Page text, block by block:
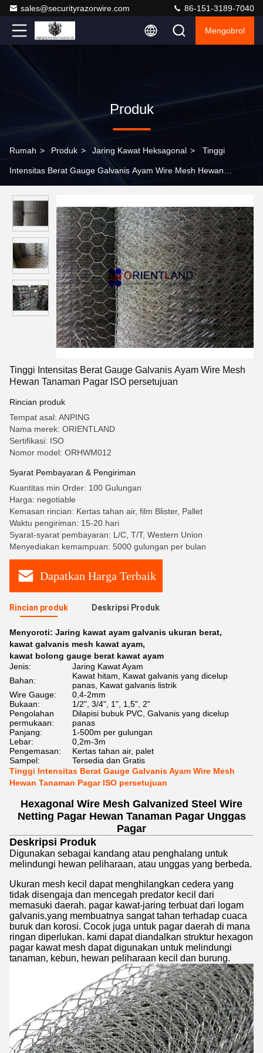
sales@securityrazorwire.com 86-151-3189-7040
Mengobrol
Produk
Rumah > Produk > Jaring Kawat Heksagonal > Tinggi
Intensitas Berat Gauge Galvanis Ayam Wire Mesh Hewan
Tinggi Intensitas Berat Gauge Galvanis Ayam Wire Mesh
Hewan Tanaman Pagar ISO persetujuan
Rincian produk
Tempat asal: ANPING
Nama merek: ORIENTLAND
Sertifikasi: ISO
Nomor model: ORHWM012
Syarat Pembayaran & Pengiriman
Kuantitas min Order: 100 Gulungan
Harga: negotiable
Kemasan rincian: Kertas tahan air, film Blister, Pallet
Waktu pengiriman: 15-20 hari
Syarat-syarat pembayaran: L/C, T/T, Western Union
Menyediakan kemampuan: 5000 gulungan per bulan
Dapatkan Harga Terbaik
Rincian produk Deskripsi Produk
Menyoroti: Jaring kawat ayam galvanis ukuran berat,
kawat galvanis mesh kawat ayam,
kawat bolong gauge berat kawat ayam
Jenis:
Jaring Kawat Ayam
Bahan:
Kawat hitam, Kawat galvanis yang dicelup
panas, Kawat galvanis listrik
Wire Gauge:
0,4-2mm
Bukaan:
1/2", 3/4", 1", 1,5", 2"
Pengolahan
permukaan:
Dilapisi bubuk PVC, Galvanis yang dicelup
panas
Panjang:
1-500m per gulungan
Lebar:
0,2m-3m
Pengemasan:
Kertas tahan air, palet
Sampel:
Tersedia dan Gratis
Tinggi Intensitas Berat Gauge Galvanis Ayam Wire Mesh
Hewan Tanaman Pagar ISO persetujuan
Hexagonal Wire Mesh Galvanized Steel Wire
Netting Pagar Hewan Tanaman Pagar Unggas
Pagar
Deskripsi Produk
Digunakan sebagai kandang atau penghalang untuk
melindungi hewan peliharaan, atau unggas yang berbeda.
Ukuran mesh kecil dapat menghilangkan cedera yang
tidak disengaja dan mencegah predator kecil dari
memasuki daerah. pagar kawat-jaring terbuat dari logam
galvanis,yang membuatnya sangat tahan terhadap cuaca
buruk dan korosi. Cocok juga untuk pagar daerah di mana
ringan diperlukan. kami dapat diandalkan struktur hexagon
pagar kawat mesh dapat digunakan untuk melindungi
tanaman, kebun, hewan peliharaan kecil dan burung.